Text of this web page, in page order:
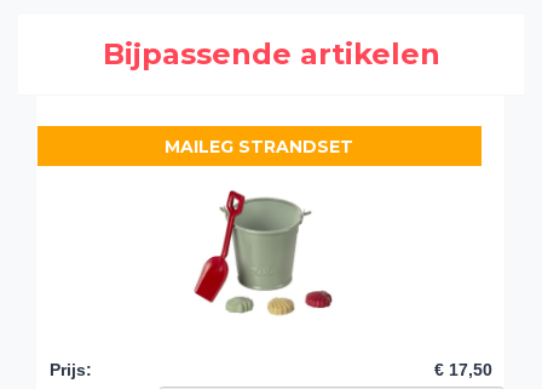
Bijpassende artikelen
MAILEG STRANDSET
Prijs: € 17,50